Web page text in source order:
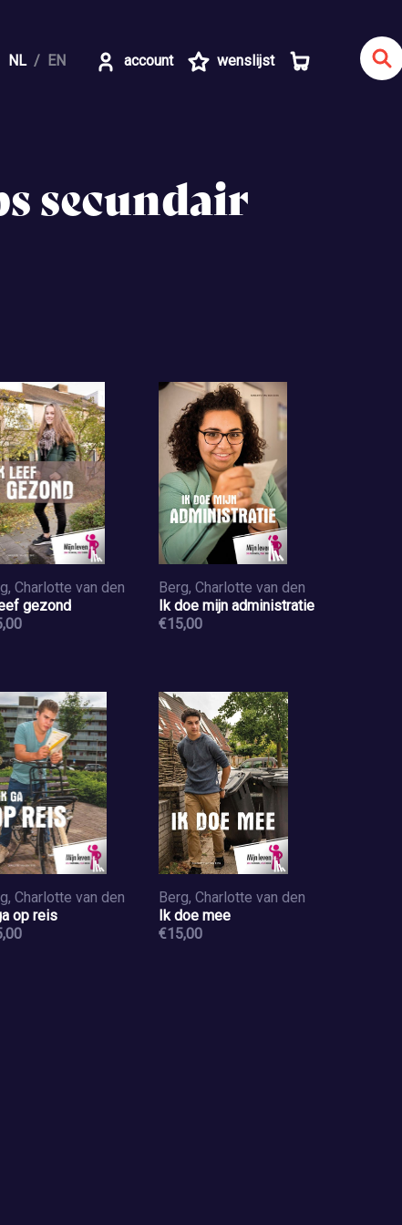
NL EN account wenslijst
secundair
Charlotte van den
gezond
Berg, Charlotte van den
Ik doe mijn administratie
€15,00
Charlotte van den
op reis
Berg, Charlotte van den
Ik doe mee
€15,00